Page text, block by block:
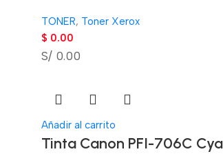
TONER, Toner Xerox
$ 0.00
S/ 0.00
Añadir al carrito
Tinta Canon PFI-706C